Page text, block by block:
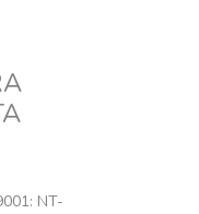
NT-